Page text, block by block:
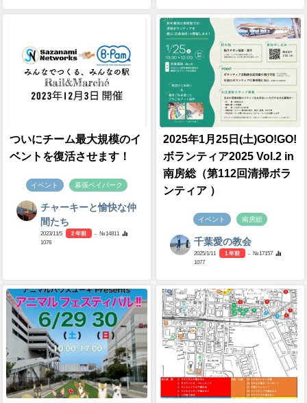
ついにチーム最大規模のイ
ベントを復活させます！
イベント 幕張ベイパーク
チャーキーと愉快な仲
間たち
2023/11/5 2 年前
- №14811
1076
2025年1月25日(土)GO!GO!
ボランティア2025 Vol.2 in
南房総（第112回清掃ボラ
ンティア ）
イベント 南房総
千葉愛の教会
2025/1/11 1 年前
- №17157
1077